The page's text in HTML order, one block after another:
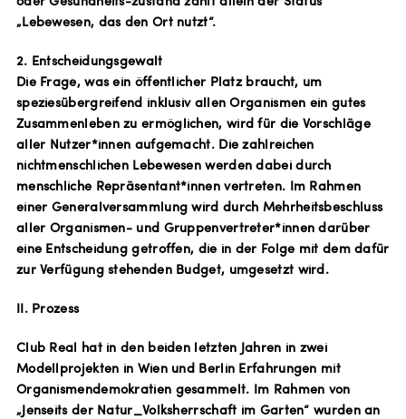
„Lebewesen, das den Ort nutzt“.
2. Entscheidungsgewalt
Die Frage, was ein öffentlicher Platz braucht, um
speziesübergreifend inklusiv allen Organismen ein gutes
Zusammenleben zu ermöglichen, wird für die Vorschläge
aller Nutzer*innen aufgemacht. Die zahlreichen
nichtmenschlichen Lebewesen werden dabei durch
menschliche Repräsentant*innen vertreten. Im Rahmen
einer Generalversammlung wird durch Mehrheitsbeschluss
aller Organismen- und Gruppenvertreter*innen darüber
eine Entscheidung getroffen, die in der Folge mit dem dafür
zur Verfügung stehenden Budget, umgesetzt wird.
II. Prozess
Club Real hat in den beiden letzten Jahren in zwei
Modellprojekten in Wien und Berlin Erfahrungen mit
Organismendemokratien gesammelt. Im Rahmen von
„Jenseits der Natur_Volksherrschaft im Garten“ wurden an